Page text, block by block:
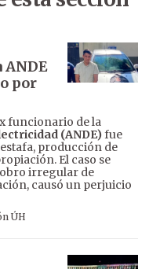
ANDE
por
funcionario de la
(ANDE)fue
producción de
El caso se
irregular de
causó un perjuicio
ÚH